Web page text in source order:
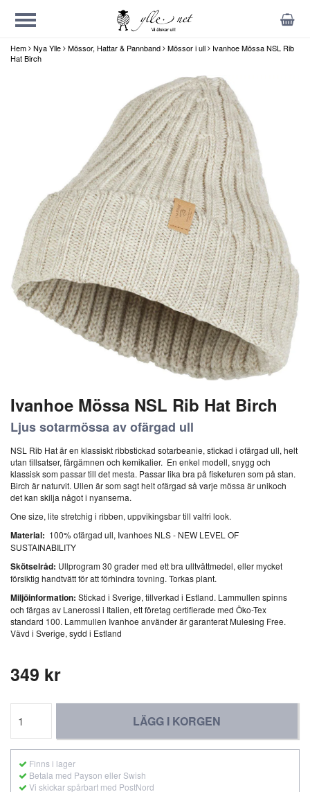
Hem Nya Ylle Mössor, Hattar & Pannband Mössor i ull
Ivanhoe Mössa NSL Rib
Hat Birch
Ivanhoe Mössa NSL Rib Hat Birch
Ljus sotarmössa av ofärgad ull
NSL Rib Hat är en klassiskt ribbstickad sotarbeanie, stickad i ofärgad ull, helt
utan tillsatser, färgämnen och kemikalier. En enkel modell, snygg och
klassisk som passar till det mesta. Passar lika bra på fisketuren som på stan.
Birch är naturvit. Ullen är som sagt helt ofärgad så varje mössa är unikoch
det kan skilja något i nyanserna.
One size, lite stretchig i ribben, uppvikingsbar till valfri look.
Material: 100% ofärgad ull, Ivanhoes NLS - NEW LEVEL OF
SUSTAINABILITY
Skötselråd: Ullprogram 30 grader med ett bra ulltvättmedel, eller mycket
försiktig handtvätt för att förhindra tovning. Torkas plant.
Miljöinformation: Stickad i Sverige, tillverkad i Estland. Lammullen spinns
och färgas av Lanerossi i Italien, ett företag certifierade med Öko-Tex
standard 100. Lammullen Ivanhoe använder är garanterat Mulesing Free.
Vävd i Sverige, sydd i Estland
349 kr
LÄGG I KORGEN
Finns i lager
Betala med Payson eller Swish
Vi skickar spårbart med PostNord